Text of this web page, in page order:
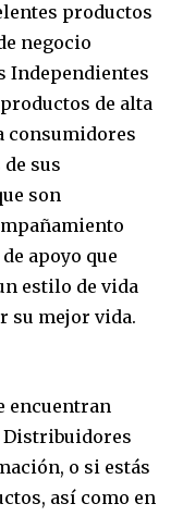
productos
negocio
Independientes
de alta
consumidores
sus
son
apoyo que
estilo de vida
su mejor vida.
encuentran
Distribuidores
o si estás
así como en